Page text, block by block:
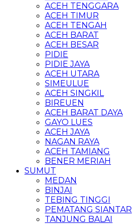
ACEH TENGGARA
ACEH TIMUR
ACEH TENGAH
ACEH BARAT
ACEH BESAR
PIDIE
PIDIE JAYA
ACEH UTARA
SIMEULUE
ACEH SINGKIL
BIREUEN
ACEH BARAT DAYA
GAYO LUES
ACEH JAYA
NAGAN RAYA
ACEH TAMIANG
BENER MERIAH
SUMUT
MEDAN
BINJAI
TEBING TINGGI
PEMATANG SIANTAR
TANJUNG BALAI